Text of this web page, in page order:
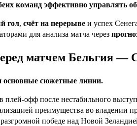
команд эффективно управлять
гол, счёт на перерыве и успех
для анализа матча через
матчем Бельгия —
основные сюжетные линии.
офф после нестабильного
преимущества во владении
победе над Новой